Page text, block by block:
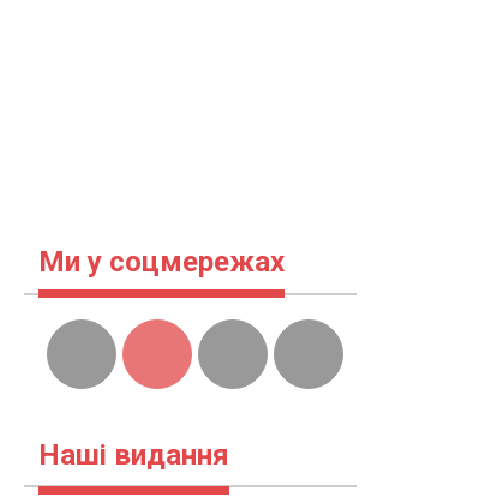
Ми у соцмережах
Наші видання